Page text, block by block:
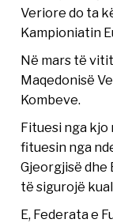
Veriore do ta
Kampioniatin
Në mars të
Maqedonisë
Kombeve.
Fituesi nga
fituesin nga
Gjeorgjisë dhe
të sigurojë
E, Federata e